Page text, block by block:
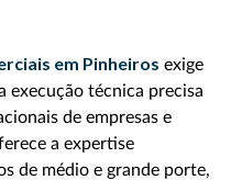
em Pinheiros exige
execução técnica precisa
de empresas e
a expertise
de médio e grande porte,